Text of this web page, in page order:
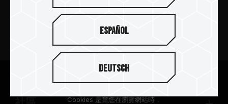
新聞中心 Español
Deutsch
根據歐盟施行的個人資料保護法(GDPR)，我們致力於保護您的個人
Cookies 是當您在瀏覽網站時，